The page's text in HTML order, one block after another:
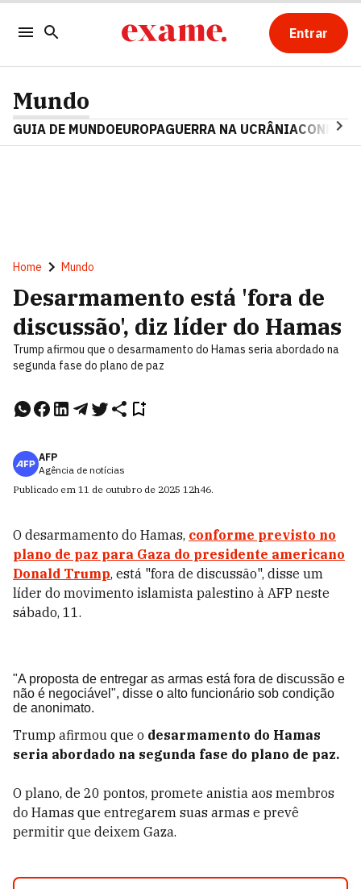
Entrar
Mundo
GUIA DE MUNDOEUROPAGUERRA NA UCRÂNIA
Home Mundo
Desarmamento está 'fora de
discussão', diz líder do Hamas
Trump afirmou que o desarmamento do Hamas seria abordado na
segunda fase do plano de paz
AFP
Agência de notícias
Publicado em 11 de outubro de 2025 12h46.
O desarmamento do Hamas, conforme previsto no
plano de paz para Gaza do presidente americano
Donald Trump, está "fora de discussão", disse um
líder do movimento islamista palestino à AFP neste
sábado, 11.
"A proposta de entregar as armas está fora de discussão e
não é negociável", disse o alto funcionário sob condição
de anonimato.
Trump afirmou que o desarmamento do Hamas
seria abordado na segunda fase do plano de paz.
O plano, de 20 pontos, promete anistia aos membros
do Hamas que entregarem suas armas e prevê
permitir que deixem Gaza.